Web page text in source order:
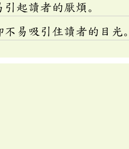
起讀者的厭煩。
易吸引住讀者的目光。